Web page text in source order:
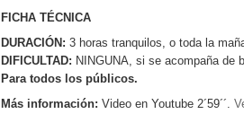
FICHA TÉCNICA
DURACIÓN: 3 horas tranquilos, o toda la
DIFICULTAD: NINGUNA, si se acompaña de
Para todos los públicos.
Más información: Video en Youtube 2´59´´.